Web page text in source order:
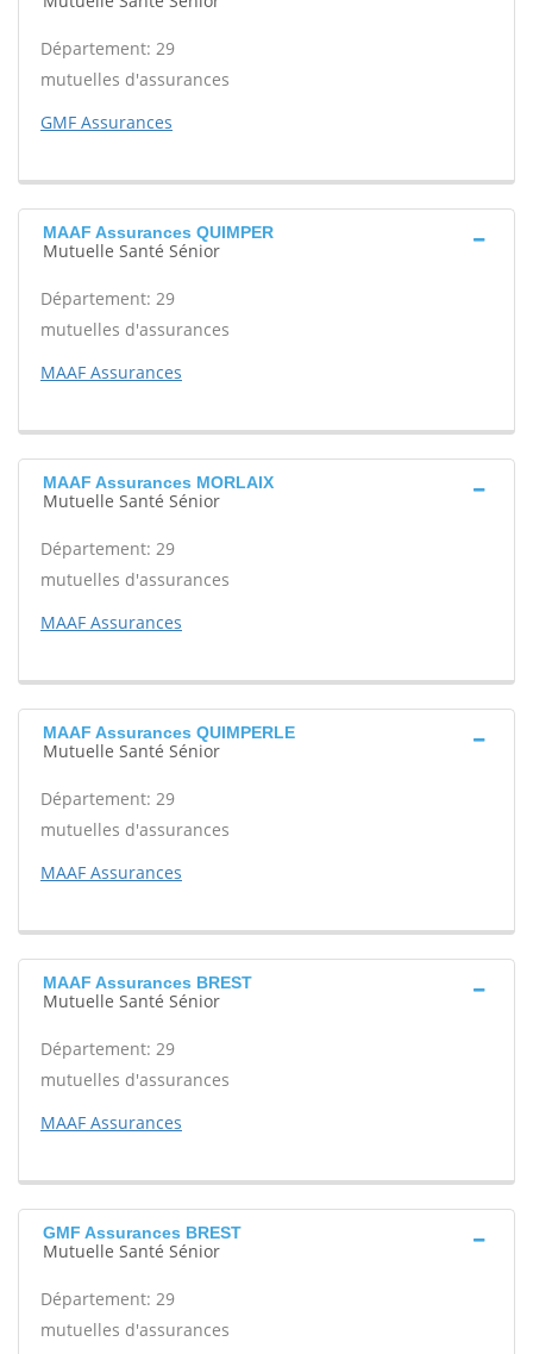
Département: 29
mutuelles d'assurances
GMF Assurances
MAAF Assurances QUIMPER
Mutuelle Santé Sénior
Département: 29
mutuelles d'assurances
MAAF Assurances
MAAF Assurances MORLAIX
Mutuelle Santé Sénior
Département: 29
mutuelles d'assurances
MAAF Assurances
MAAF Assurances QUIMPERLE
Mutuelle Santé Sénior
Département: 29
mutuelles d'assurances
MAAF Assurances
MAAF Assurances BREST
Mutuelle Santé Sénior
Département: 29
mutuelles d'assurances
MAAF Assurances
GMF Assurances BREST
Mutuelle Santé Sénior
Département: 29
mutuelles d'assurances